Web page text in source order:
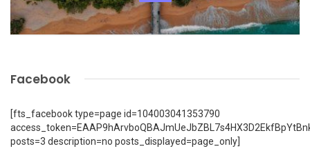
Facebook
[fts_facebook type=page id=104003041353790
posts=3 description=no posts_displayed=page_only]